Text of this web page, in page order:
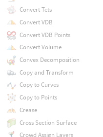
Convert Tets
Convert VDB
Convert VDB Points
Convert Volume
Convex Decomposition
Copy and Transform
Copy to Curves
Copy to Points
Crease
Cross Section Surface
Crowd Assign Layers